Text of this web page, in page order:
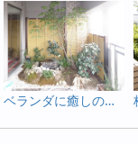
ベランダに癒しのせせらぎを